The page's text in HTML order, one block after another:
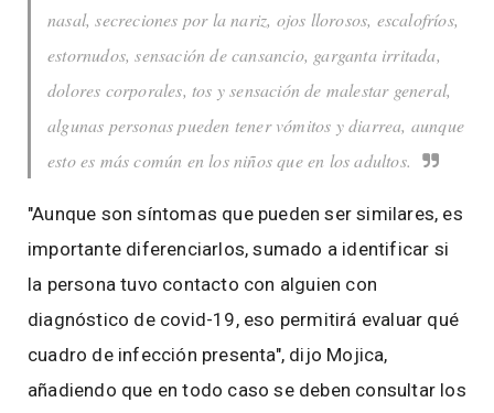
nasal, secreciones por la nariz, ojos llorosos, escalofríos,
estornudos, sensación de cansancio, garganta irritada,
dolores corporales, tos y sensación de malestar general,
algunas personas pueden tener vómitos y diarrea, aunque
esto es más común en los niños que en los adultos.
"Aunque son síntomas que pueden ser similares, es
importante diferenciarlos, sumado a identificar si
la persona tuvo contacto con alguien con
diagnóstico de covid-19, eso permitirá evaluar qué
cuadro de infección presenta", dijo Mojica,
añadiendo que en todo caso se deben consultar los